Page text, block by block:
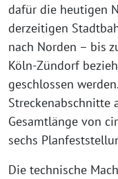
dafür die heutigen
derzeitigen
nach Norden – bis
Köln-Zündorf
geschlossen
Streckenabschnitte
Gesamtlänge von
sechs
Die technische